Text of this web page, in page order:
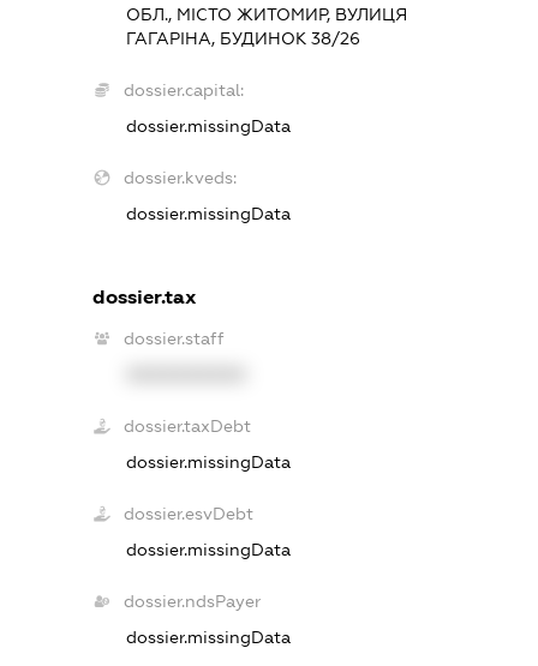
ОБЛ., МІСТО ЖИТОМИР, ВУЛИЦЯ
ГАГАРІНА, БУДИНОК 38/26
dossier.capital:
dossier.missingData
dossier.kveds:
dossier.missingData
dossier.tax
dossier.staff
dossier.taxDebt
dossier.missingData
dossier.esvDebt
dossier.missingData
dossier.ndsPayer
dossier.missingData